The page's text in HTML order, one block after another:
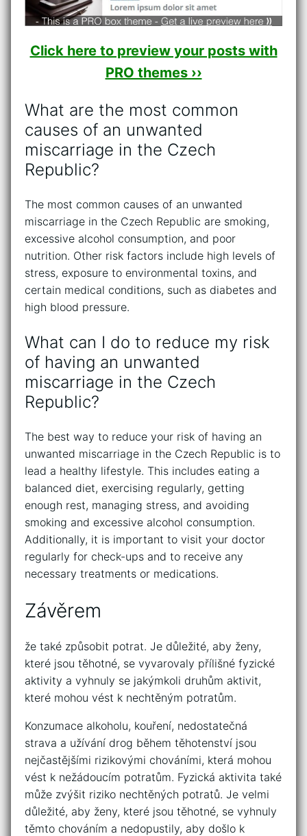
Click here to preview your posts with
PRO themes ››
What are the most common
causes of an unwanted
miscarriage in the Czech
Republic?
The most common causes of an unwanted
miscarriage in the Czech Republic are smoking,
excessive alcohol consumption, and poor
nutrition. Other risk factors include high levels of
stress, exposure to environmental toxins, and
certain medical conditions, such as diabetes and
high blood pressure.
What can I do to reduce my risk
of having an unwanted
miscarriage in the Czech
Republic?
The best way to reduce your risk of having an
unwanted miscarriage in the Czech Republic is to
lead a healthy lifestyle. This includes eating a
balanced diet, exercising regularly, getting
enough rest, managing stress, and avoiding
smoking and excessive alcohol consumption.
Additionally, it is important to visit your doctor
regularly for check-ups and to receive any
necessary treatments or medications.
Závěrem
že také způsobit potrat. Je důležité, aby ženy,
které jsou těhotné, se vyvarovaly přílišné fyzické
aktivity a vyhnuly se jakýmkoli druhům aktivit,
které mohou vést k nechtěným potratům.
Konzumace alkoholu, kouření, nedostatečná
strava a užívání drog během těhotenství jsou
nejčastějšími rizikovými chováními, která mohou
vést k nežádoucím potratům. Fyzická aktivita také
může zvýšit riziko nechtěných potratů. Je velmi
důležité, aby ženy, které jsou těhotné, se vyhnuly
těmto chováním a nedopustily, aby došlo k